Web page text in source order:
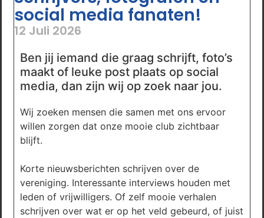
social media fanaten!
12 Juli 2026
Ben jij iemand die graag schrijft, foto’s
maakt of leuke post plaats op social
media, dan zijn wij op zoek naar jou.
Wij zoeken mensen die samen met ons ervoor
willen zorgen dat onze mooie club zichtbaar
blijft.
Korte nieuwsberichten schrijven over de
vereniging. Interessante interviews houden met
leden of vrijwilligers. Of zelf mooie verhalen
schrijven over wat er op het veld gebeurd, of juist